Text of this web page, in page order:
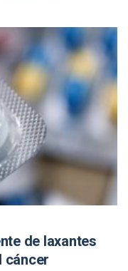
de laxantes
cáncer